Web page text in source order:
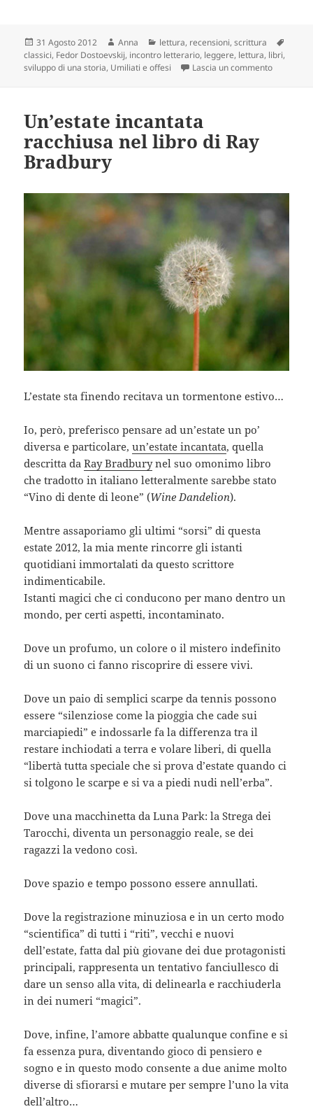
Scritto
il
31 Agosto 2012 Autore
Anna Categorie
lettura, recensioni,scrittura
classici, Fedor Dostoevskij, incontro letterario, leggere, lettura, libri,
sviluppo di una storia, Umiliati e offesi Lascia un commentosu
Un’estate incantata
racchiusa nel libro di Ray
Bradbury
L’estate sta finendo recitava un tormentone estivo…
Io, però, preferisco pensare ad un’estate un po’
diversa e particolare,un’estate incantata, quella
descritta daRay Bradburynel suo omonimo libro
che tradotto in italiano letteralmente sarebbe stato
“Vino di dente di leone” (Wine Dandelion).
Mentre assaporiamo gli ultimi “sorsi” di questa
estate 2012, la mia mente rincorre gli istanti
quotidiani immortalati da questo scrittore
indimenticabile.
Istanti magici che ci conducono per mano dentro un
mondo, per certi aspetti, incontaminato.
Dove un profumo, un colore o il mistero indefinito
di un suono ci fanno riscoprire di essere vivi.
Dove un paio di semplici scarpe da tennis possono
essere “silenziose come la pioggia che cade sui
marciapiedi” e indossarle fa la differenza tra il
restare inchiodati a terra e volare liberi, di quella
“libertà tutta speciale che si prova d’estate quando ci
si tolgono le scarpe e si va a piedi nudi nell’erba”.
Dove una macchinetta da Luna Park: la Strega dei
Tarocchi, diventa un personaggio reale, se dei
ragazzi la vedono così.
Dove spazio e tempo possono essere annullati.
Dove la registrazione minuziosa e in un certo modo
“scientifica” di tutti i “riti”, vecchi e nuovi
dell’estate, fatta dal più giovane dei due protagonisti
principali, rappresenta un tentativo fanciullesco di
dare un senso alla vita, di delinearla e racchiuderla
in dei numeri “magici”.
Dove, infine, l’amore abbatte qualunque confine e si
fa essenza pura, diventando gioco di pensiero e
sogno e in questo modo consente a due anime molto
diverse di sfiorarsi e mutare per sempre l’uno la vita
dell’altro…